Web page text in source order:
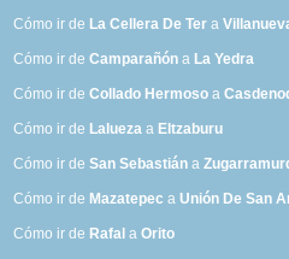
Cómo ir de La Cellera De Ter a
Cómo ir deCamparañón a La Yedra
Cómo ir deCollado Hermoso a
Cómo ir de Lalueza a Eltzaburu
Cómo ir deSan Sebastián a
Cómo ir de Mazatepec aUnión De San
Cómo ir de Rafal aOrito